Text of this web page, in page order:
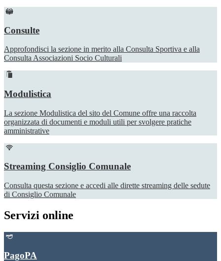
Consulte
Approfondisci la sezione in merito alla Consulta Sportiva e alla
Consulta Associazioni Socio Culturali
Modulistica
La sezione Modulistica del sito del Comune offre una raccolta
organizzata di documenti e moduli utili per svolgere pratiche
amministrative
Streaming Consiglio Comunale
Consulta questa sezione e accedi alle dirette streaming delle sedute
di Consiglio Comunale
Servizi online
PagoPA